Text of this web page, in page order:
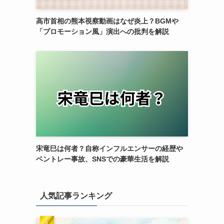
高市首相の熊本視察動画はなぜ炎上？BGMや
「プロモーション風」演出への批判を解説
宋竜巳は何者？自称インフルエンサーの経歴や
ベントレー事故、SNSでの豪華生活を解説
人気記事ランキング